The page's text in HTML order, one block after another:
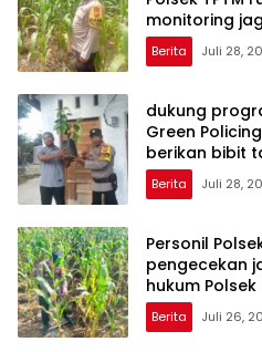
monitoring
Polsek TPTM
Berita Juli 28,
dukung
Green
berikan bibit
masyarakat
Berita Juli 28,
Personil
pengecekan
hukum Polsek
Berita Juli 26,